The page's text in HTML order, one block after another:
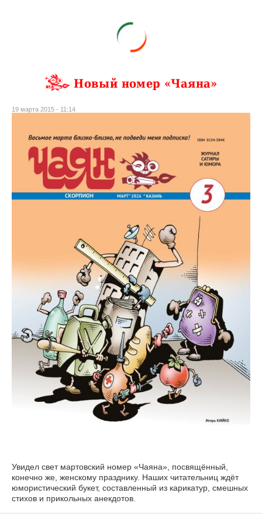
Новый номер «Чаяна»
19 марта 2015 - 11:14
Увидел свет мартовский номер «Чаяна», посвящённый,
конечно же, женскому празднику. Наших читательниц ждёт
юмористический букет, составленный из карикатур, смешных
стихов и прикольных анекдотов.